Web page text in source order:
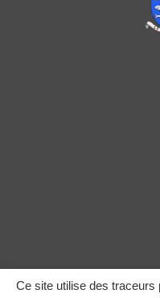
Ce site utilise des traceurs